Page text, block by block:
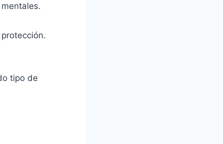
tipo de